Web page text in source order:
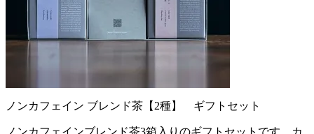
ノンカフェイン ブレンド茶【2種】 ギフトセット
ノンカフェインブレンド茶3箱入りのギフトセットです。カ